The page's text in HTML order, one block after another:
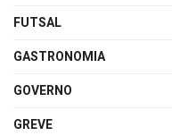
FUTSAL
GASTRONOMIA
GOVERNO
GREVE